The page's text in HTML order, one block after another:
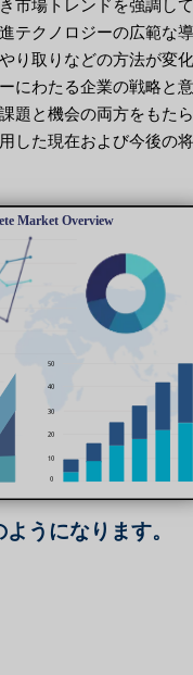
市場トレンドを強調し
テクノロジーの広範な
り取りなどの方法が変
にわたる企業の戦略と
題と機会の両方をもた
した現在および今後の
うになります。